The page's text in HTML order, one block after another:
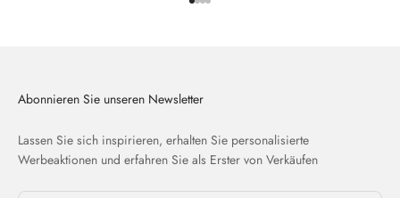
Abonnieren Sie unseren Newsletter
Lassen Sie sich inspirieren, erhalten Sie personalisierte
Werbeaktionen und erfahren Sie als Erster von Verkäufen